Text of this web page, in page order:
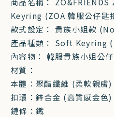
Keyring (ZOA 韓服公仔匙
款式設定： 貴族小姐款
產品種類： Soft Keyring (
內容物： 韓服貴族小姐公
材質：
本體：聚酯纖維 (柔軟親膚)
扣環：鋅合金 (高質感金色)
鏈條：鐵